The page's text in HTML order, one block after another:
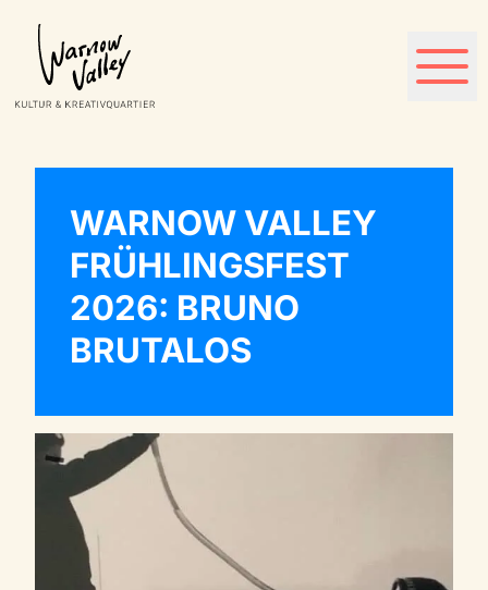
WARNOW VALLEY
FRÜHLINGSFEST
2026: BRUNO
BRUTALOS